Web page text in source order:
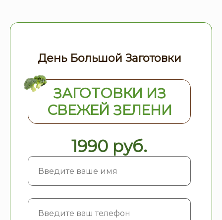
День Большой Заготовки
ЗАГОТОВКИ ИЗ
СВЕЖЕЙ ЗЕЛЕНИ
1990 руб.